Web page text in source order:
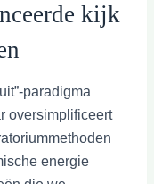
kijk
paradigma
oversimplificeert
energie